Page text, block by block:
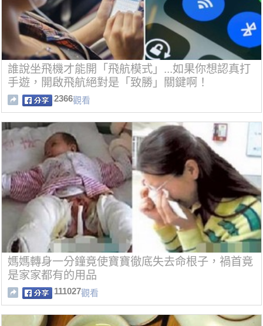
誰說坐飛機才能開「飛航模式」...如果你想認真打
手遊，開啟飛航絕對是「致勝」關鍵啊！
2366觀看
媽媽轉身一分鐘竟使寶寶徹底失去命根子，禍首竟
是家家都有的用品
111027觀看